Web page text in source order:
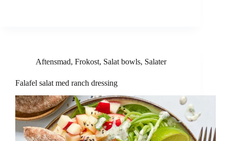
Aftensmad, Frokost, Salat bowls, Salater
Falafel salat med ranch dressing